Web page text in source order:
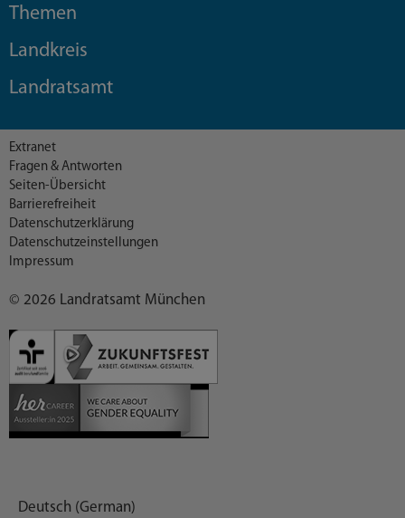
Themen
Landkreis
Landratsamt
© 2026 Landratsamt München
Extranet
Fragen & Antworten
Seiten-Übersicht
Barrierefreiheit
Datenschutzerklärung
Datenschutzeinstellungen
Impressum
Deutsch (German)